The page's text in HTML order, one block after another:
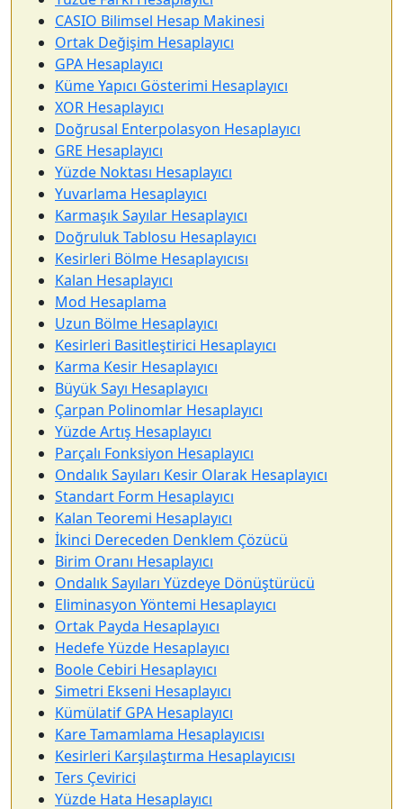
CASIO Bilimsel Hesap Makinesi
Ortak Değişim Hesaplayıcı
GPA Hesaplayıcı
Küme Yapıcı Gösterimi Hesaplayıcı
XOR Hesaplayıcı
Doğrusal Enterpolasyon Hesaplayıcı
GRE Hesaplayıcı
Yüzde Noktası Hesaplayıcı
Yuvarlama Hesaplayıcı
Karmaşık Sayılar Hesaplayıcı
Doğruluk Tablosu Hesaplayıcı
Kesirleri Bölme Hesaplayıcısı
Kalan Hesaplayıcı
Mod Hesaplama
Uzun Bölme Hesaplayıcı
Kesirleri Basitleştirici Hesaplayıcı
Karma Kesir Hesaplayıcı
Büyük Sayı Hesaplayıcı
Çarpan Polinomlar Hesaplayıcı
Yüzde Artış Hesaplayıcı
Parçalı Fonksiyon Hesaplayıcı
Ondalık Sayıları Kesir Olarak Hesaplayıcı
Standart Form Hesaplayıcı
Kalan Teoremi Hesaplayıcı
İkinci Dereceden Denklem Çözücü
Birim Oranı Hesaplayıcı
Ondalık Sayıları Yüzdeye Dönüştürücü
Eliminasyon Yöntemi Hesaplayıcı
Ortak Payda Hesaplayıcı
Hedefe Yüzde Hesaplayıcı
Boole Cebiri Hesaplayıcı
Simetri Ekseni Hesaplayıcı
Kümülatif GPA Hesaplayıcı
Kare Tamamlama Hesaplayıcısı
Kesirleri Karşılaştırma Hesaplayıcısı
Ters Çevirici
Yüzde Hata Hesaplayıcı